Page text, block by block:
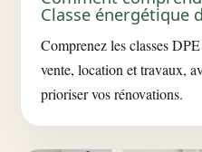
Classe énergétique
Comprenez les classes
vente, location et travaux,
prioriser vos rénovations.